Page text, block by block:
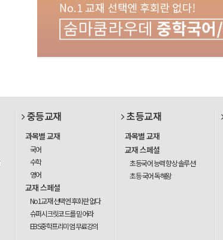
중등교재
과목별 교재
국어
수학
영어
교재 스페셜
No1교재 선택엔 후회란 없다
슈퍼시크릿코드를 믿어라
EBS중학프리미엄 무료강의
초등교재
과목별 교재
교재 스페셜
초등국어 능력 향상 솔루션
초등 국어 독해왕